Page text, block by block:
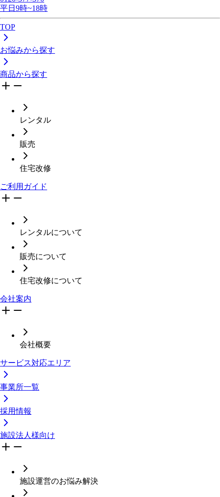
平日9時~18時
TOP
お悩みから探す
商品から探す
レンタル
販売
住宅改修
ご利用ガイド
レンタルについて
販売について
住宅改修について
会社案内
会社概要
サービス対応エリア
事業所一覧
採用情報
施設法人様向け
施設運営のお悩み解決